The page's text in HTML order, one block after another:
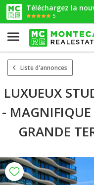
Téléchargez la
5
Liste d'annonces
LUXUEUX
- MAGNIFIQUE
GRANDE